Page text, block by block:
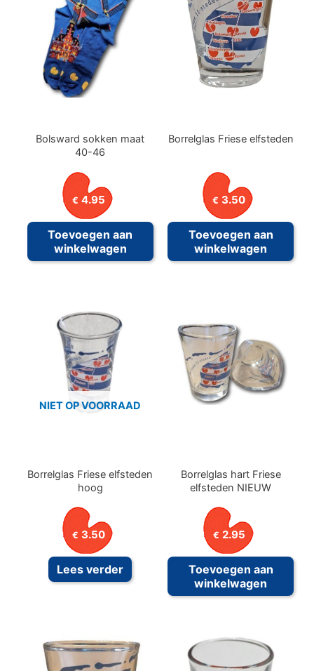
Bolsward sokken maat
40-46
€ 4.95
Toevoegen aan
winkelwagen
Borrelglas Friese elfsteden
€ 3.50
Toevoegen aan
winkelwagen
NIET OP VOORRAAD
Borrelglas Friese elfsteden
hoog
€ 3.50
Lees verder
Borrelglas hart Friese
elfsteden NIEUW
€ 2.95
Toevoegen aan
winkelwagen